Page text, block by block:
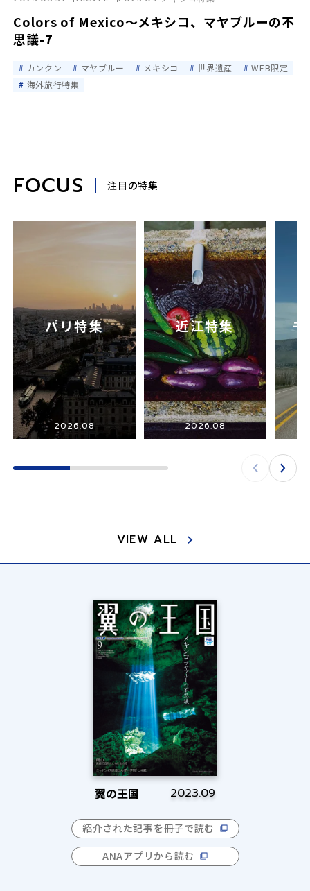
Colors of Mexico〜メキシコ、マヤブルーの不
思議-7
カンクン マヤブルー メキシコ 世界遺産
WEB限定
海外旅行特集
注目の特集
FOCUS
パリ特集
2026.08
近江特集
2026.08
モ
VIEW ALL
翼の王国 2023.09
紹介された記事を冊子で読む
ANAアプリから読む